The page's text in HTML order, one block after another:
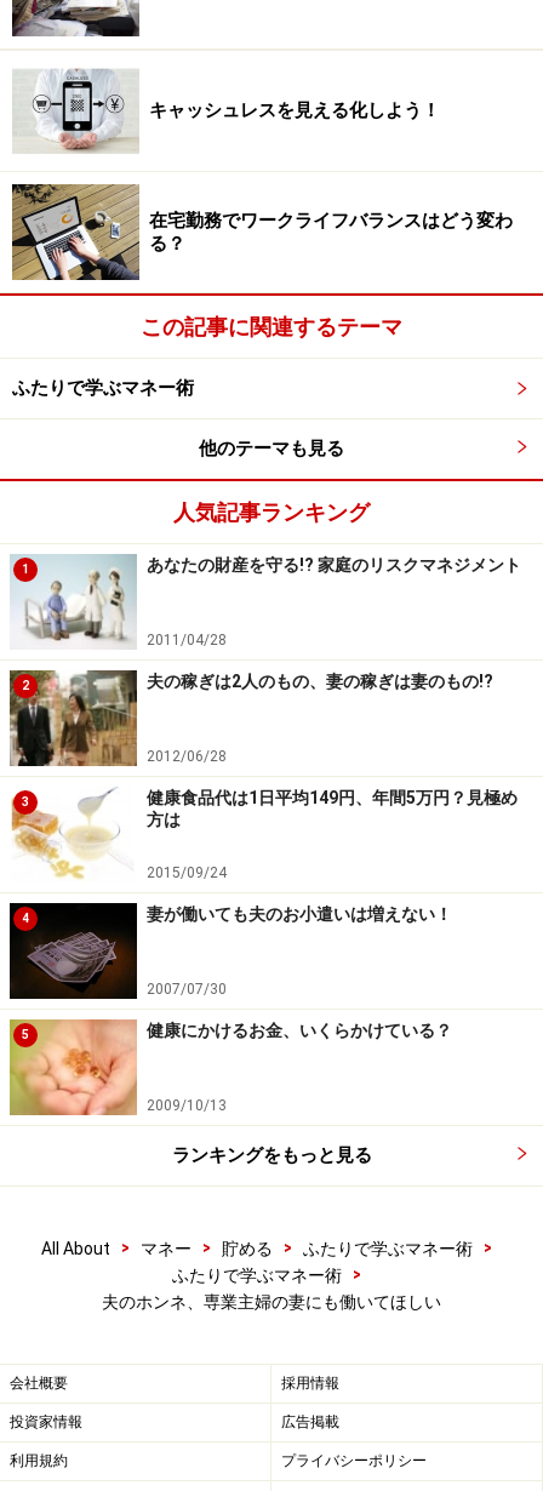
キャッシュレスを見える化しよう！
在宅勤務でワークライフバランスはどう変わ
る？
この記事に関連するテーマ
ふたりで学ぶマネー術
他のテーマも見る
人気記事ランキング
1 あなたの財産を守る!? 家庭のリスクマネジメント
2011/04/28
2 夫の稼ぎは2人のもの、妻の稼ぎは妻のもの!?
2012/06/28
3
健康食品代は1日平均149円、年間5万円？見極め
方は
2015/09/24
4 妻が働いても夫のお小遣いは増えない！
2007/07/30
5 健康にかけるお金、いくらかけている？
2009/10/13
ランキングをもっと見る
All About > マネー > 貯める > ふたりで学ぶマネー術
>
ふたりで学ぶマネー術
>
夫のホンネ、専業主婦の妻にも働いてほしい
会社概要 採用情報
投資家情報 広告掲載
利用規約 プライバシーポリシー